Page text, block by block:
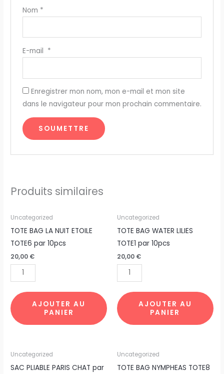
Nom *
E-mail *
Enregistrer mon nom, mon e-mail et mon site
dans le navigateur pour mon prochain commentaire.
Produits similaires
Uncategorized
TOTE BAG LA NUIT ETOILE
TOTE6 par 10pcs
20,00 €
quantité
de
TOTE
BAG
LA
NUIT
ETOILE
TOTE6
par
10pcs
AJOUTER AU
PANIER
Uncategorized
TOTE BAG WATER LILIES
TOTE1 par 10pcs
20,00 €
quantité
de
TOTE
BAG
WATER
LILIES
TOTE1
par
10pcs
AJOUTER AU
PANIER
Uncategorized
SAC PLIABLE PARIS CHAT par
quantité
de
Uncategorized
TOTE BAG NYMPHEAS TOTE8
quantité
de